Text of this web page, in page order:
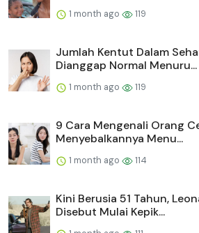
1 month ago 119
Jumlah Kentut Dalam
Dianggap Normal Menuru...
1 month ago 119
9 Cara Mengenali Orang
Menyebalkannya Menu...
1 month ago 114
Kini Berusia 51 Tahun,
Disebut Mulai Kepik...